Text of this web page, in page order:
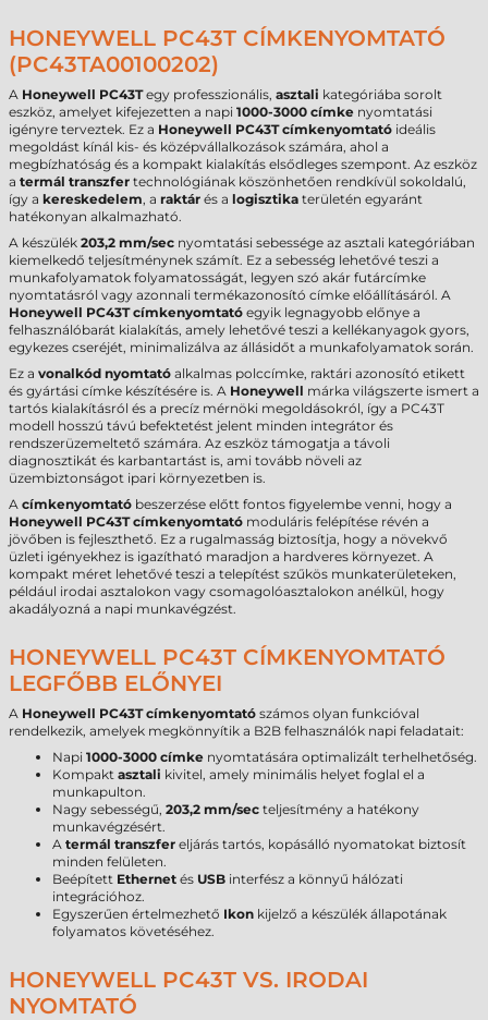
HONEYWELL PC43T CÍMKENYOMTATÓ
(PC43TA00100202)
A Honeywell PC43Tegy professzionális, asztali kategóriába sorolt
eszköz, amelyet kifejezetten a napi 1000-3000 címke nyomtatási
igényre terveztek. Ez a Honeywell PC43T címkenyomtató ideális
megoldást kínál kis- és középvállalkozások számára, ahol a
megbízhatóság és a kompakt kialakítás elsődleges szempont. Az eszköz
a termál transzfer technológiának köszönhetően rendkívül sokoldalú,
így a kereskedelem, a raktár és a logisztika területén egyaránt
hatékonyan alkalmazható.
A készülék 203,2 mm/sec nyomtatási sebessége az asztali kategóriában
kiemelkedő teljesítménynek számít. Ez a sebesség lehetővé teszi a
munkafolyamatok folyamatosságát, legyen szó akár futárcímke
nyomtatásról vagy azonnali termékazonosító címke előállításáról. A
Honeywell PC43T címkenyomtató egyik legnagyobb előnye a
felhasználóbarát kialakítás, amely lehetővé teszi a kellékanyagok gyors,
egykezes cseréjét, minimalizálva az állásidőt a munkafolyamatok során.
Ez a vonalkód nyomtató alkalmas polccímke, raktári azonosító etikett
és gyártási címke készítésére is. A Honeywell márka világszerte ismert a
tartós kialakításról és a precíz mérnöki megoldásokról, így a PC43T
modell hosszú távú befektetést jelent minden integrátor és
rendszerüzemeltető számára. Az eszköz támogatja a távoli
diagnosztikát és karbantartást is, ami tovább növeli az
üzembiztonságot ipari környezetben is.
A címkenyomtató beszerzése előtt fontos figyelembe venni, hogy a
Honeywell PC43T címkenyomtató moduláris felépítése révén a
jövőben is fejleszthető. Ez a rugalmasság biztosítja, hogy a növekvő
üzleti igényekhez is igazítható maradjon a hardveres környezet. A
kompakt méret lehetővé teszi a telepítést szűkös munkaterületeken,
például irodai asztalokon vagy csomagolóasztalokon anélkül, hogy
akadályozná a napi munkavégzést.
HONEYWELL PC43T CÍMKENYOMTATÓ
LEGFŐBB ELŐNYEI
A Honeywell PC43T címkenyomtató számos olyan funkcióval
rendelkezik, amelyek megkönnyítik a B2B felhasználók napi feladatait:
Napi 1000-3000 címke nyomtatására optimalizált terhelhetőség.
Kompakt asztali kivitel, amely minimális helyet foglal el a
munkapulton.
Nagy sebességű, 203,2 mm/sec teljesítmény a hatékony
munkavégzésért.
A termál transzfer eljárás tartós, kopásálló nyomatokat biztosít
minden felületen.
Beépített Ethernet és USB interfész a könnyű hálózati
integrációhoz.
Egyszerűen értelmezhető Ikon kijelző a készülék állapotának
folyamatos követéséhez.
HONEYWELL PC43T VS. IRODAI
NYOMTATÓ